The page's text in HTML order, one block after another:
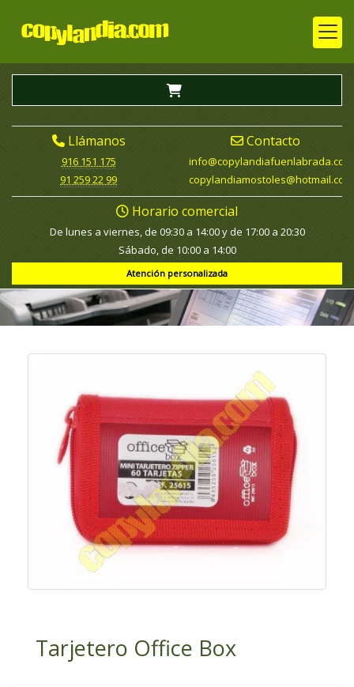
Llámanos
916 151 175
91 259 22 99
Contacto
info
copylandiafuenlabrada.com
copylandiamostoles
hotmail.com
Horario comercial
De lunes a viernes, de 09:30 a 14:00 y de 17:00 a 20:30
Sábado, de 10:00 a 14:00
Atención personalizada
Tarjetero Office Box